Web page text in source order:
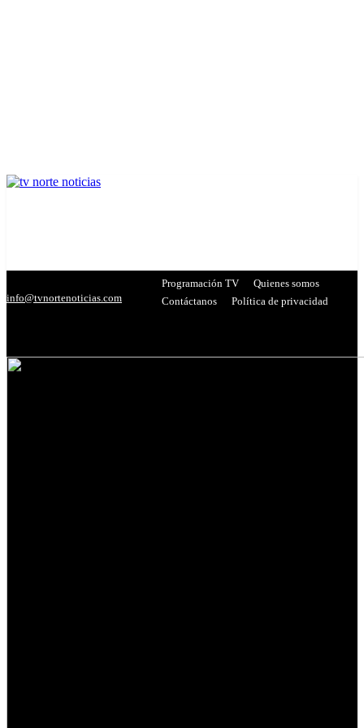
info@tvnortenoticias.com
Programación TV
Quienes somos
Contáctanos
Política de privacidad